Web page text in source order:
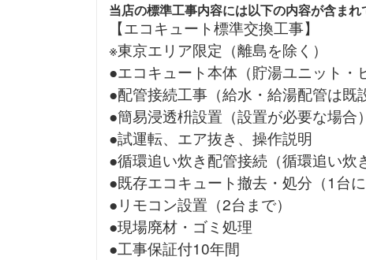
当店の標準工事内容には以下の内容が含まれ
【エコキュート標準交換工事】
※東京エリア限定（離島を除く）
●エコキュート本体（貯湯ユニット・
●配管接続工事（給水・給湯配管は既
●簡易浸透枡設置（設置が必要な場合）
●試運転、エア抜き、操作説明
●循環追い炊き配管接続（循環追い炊
●既存エコキュート撤去・処分（1台に
●リモコン設置（2台まで）
●現場廃材・ゴミ処理
●工事保証付10年間